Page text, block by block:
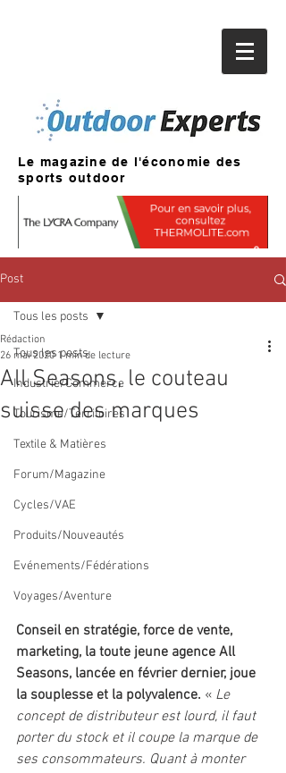
Le magazine de l'économie des
sports outdoor
Post
Tous les posts
Industrie/Commerce
Tourisme/Territoires
Textile & Matières
Forum/Magazine
Cycles/VAE
Produits/Nouveautés
Evénements/Fédérations
Voyages/Aventure
Tous les posts
All Seasons, le couteau
suisse des marques
Rédaction
26 mai 2020 1 min de lecture
Conseil en stratégie, force de vente,
marketing, la toute jeune agence All
Seasons, lancée en février dernier, joue
la souplesse et la polyvalence. « Le
concept de distributeur est lourd, il faut
porter du stock et il coupe la marque de
ses consommateurs. Quant à monter